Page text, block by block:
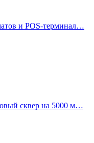
и POS-терминал…
сквер на 5000 м…